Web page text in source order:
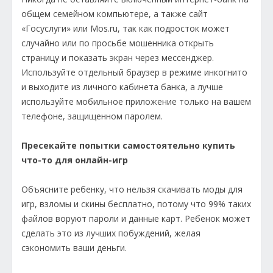
общем семейном компьютере, а также сайт
«Госуслуги» или Mos.ru, так как подросток может
случайно или по просьбе мошенника открыть
страницу и показать экран через мессенджер.
Используйте отдельный браузер в режиме инкогнито
и выходите из личного кабинета банка, а лучше
используйте мобильное приложение только на вашем
телефоне, защищенном паролем.
Пресекайте попытки самостоятельно купить
что-то для онлайн-игр
Объясните ребенку, что нельзя скачивать моды для
игр, взломы и скины бесплатно, потому что 99% таких
файлов воруют пароли и данные карт. Ребенок может
сделать это из лучших побуждений, желая
сэкономить ваши деньги.